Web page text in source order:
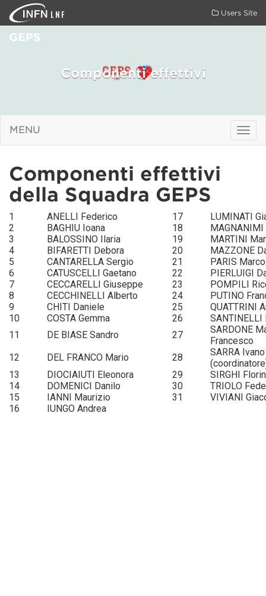
LNF Users Site
GEPS
Componenti effettivi
MENU
Componenti effettivi
della Squadra GEPS
1 ANELLI Federico 17
LUMINATI
2
BAGHIU Ioana 18
3
BALOSSINO Ilaria 19
MARTINI
4
BIFARETTI Debora 20
MAZZONE
5
CANTARELLA Sergio 21
PARIS Marco
6
CATUSCELLI Gaetano 22
PIERLUIGI
7
CECCARELLI Giuseppe 23
POMPILI
8
CECCHINELLI Alberto 24
PUTINO
9
CHITI Daniele 25
QUATTRINI
10
COSTA Gemma 26
SANTINELLI
11
DE BIASE Sandro 27
SARDONE
Francesco
12
DEL FRANCO Mario 28
SARRA Ivano
13
DIOCIAIUTI Eleonora 29
SIRGHI Florin
14
DOMENICI Danilo 30
TRIOLO
15
IANNI Maurizio 31
VIVIANI
16
IUNGO Andrea